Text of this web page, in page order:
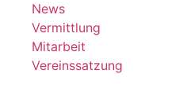
News
Vermittlung
Mitarbeit
Vereinssatzung